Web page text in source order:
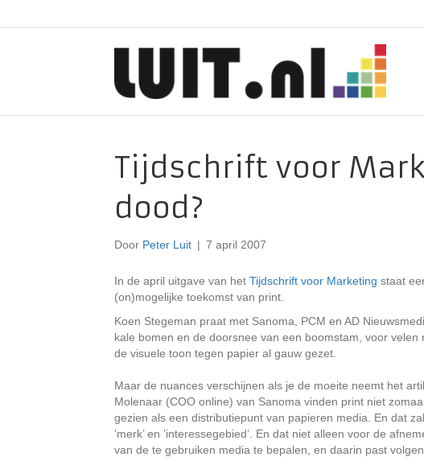
Tijdschrift voor
dood?
Door Peter Luit | 7 april 2007
In de april uitgave van het Tijdschrift voor Marketing staat
(on)mogelijke toekomst van print.
Koen Stegeman praat met Sanoma, PCM en AD
kale bomen en de doorsnee van een boomstam, voor
de visuele toon tegen papier al gauw gezet.
Maar de nuances verschijnen als je de moeite neemt het
Molenaar (COO online) van Sanoma vinden print niet
gezien als een distributiepunt van papieren media. En dat
‘merk’ en ‘interessegebied’. En dat niet alleen voor de
van de te gebruiken media te bepalen, en daarin past